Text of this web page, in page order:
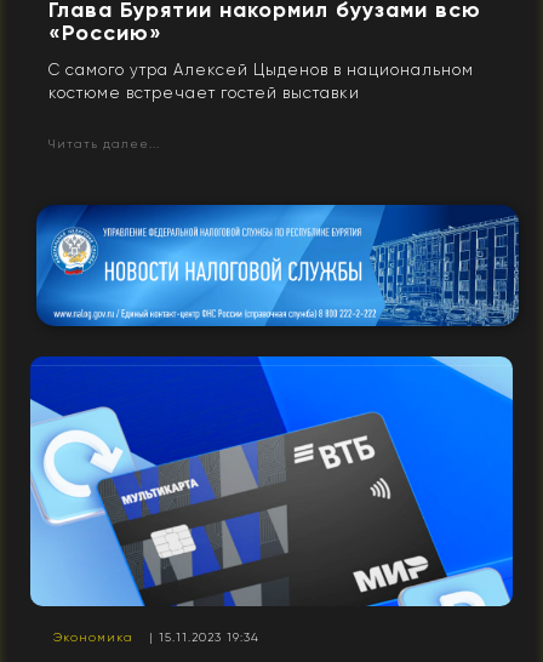
Глава Бурятии накормил буузами всю
«Россию»
С самого утра Алексей Цыденов в национальном
костюме встречает гостей выставки
Читать далее...
Экономика | 15.11.2023 19:34